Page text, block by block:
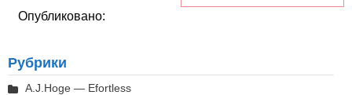
Опубликовано:
Рубрики
A.J.Hoge — Efortless